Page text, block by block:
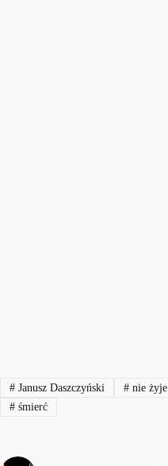
#Janusz Daszczyński #nie żyje
#śmierć